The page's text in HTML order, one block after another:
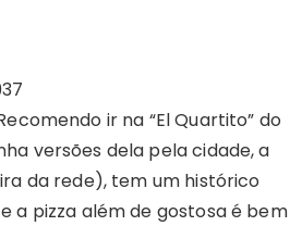
ir na “El Quartito” do
versões dela pela cidade, a
da rede), tem um histórico
a pizza além de gostosa é bem